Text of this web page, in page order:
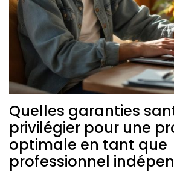
Quelles garanties
privilégier pour une
optimale en tant que
professionnel